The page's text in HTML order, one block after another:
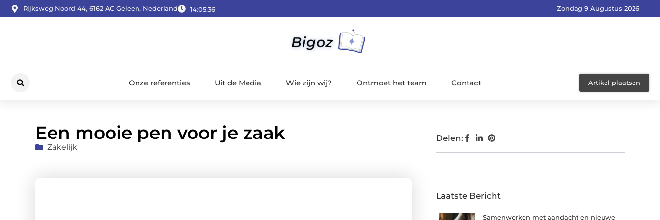
Rijksweg Noord 44, 6162 AC Geleen, Nederland 14:05:37 Zondag 9 Augustus 2026
Onze referenties Uit de Media Wie zijn wij? Ontmoet het team Contact Artikel plaatsen
Een mooie pen voor je zaak
Zakelijk
Delen:
Laatste Bericht
Samenwerken met aandacht en nieuwe